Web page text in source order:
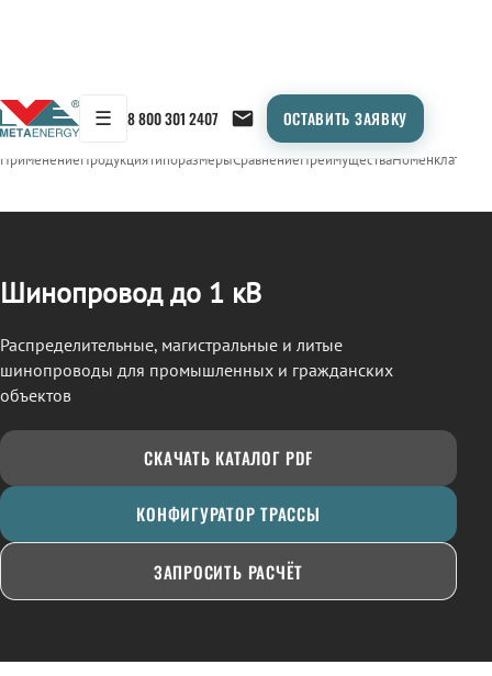
☰ 8 800 301 2407 ОСТАВИТЬ ЗАЯВКУ
← Продукция/ШИНОПРОВОД
ПрименениеПродукцияТипоразмерыСравнениеПреимуществаНоменклатура
Шинопровод до 1 кВ
Распределительные, магистральные и литые
шинопроводы для промышленных и гражданских
объектов
СКАЧАТЬ КАТАЛОГ PDF
КОНФИГУРАТОР ТРАССЫ
ЗАПРОСИТЬ РАСЧЁТ